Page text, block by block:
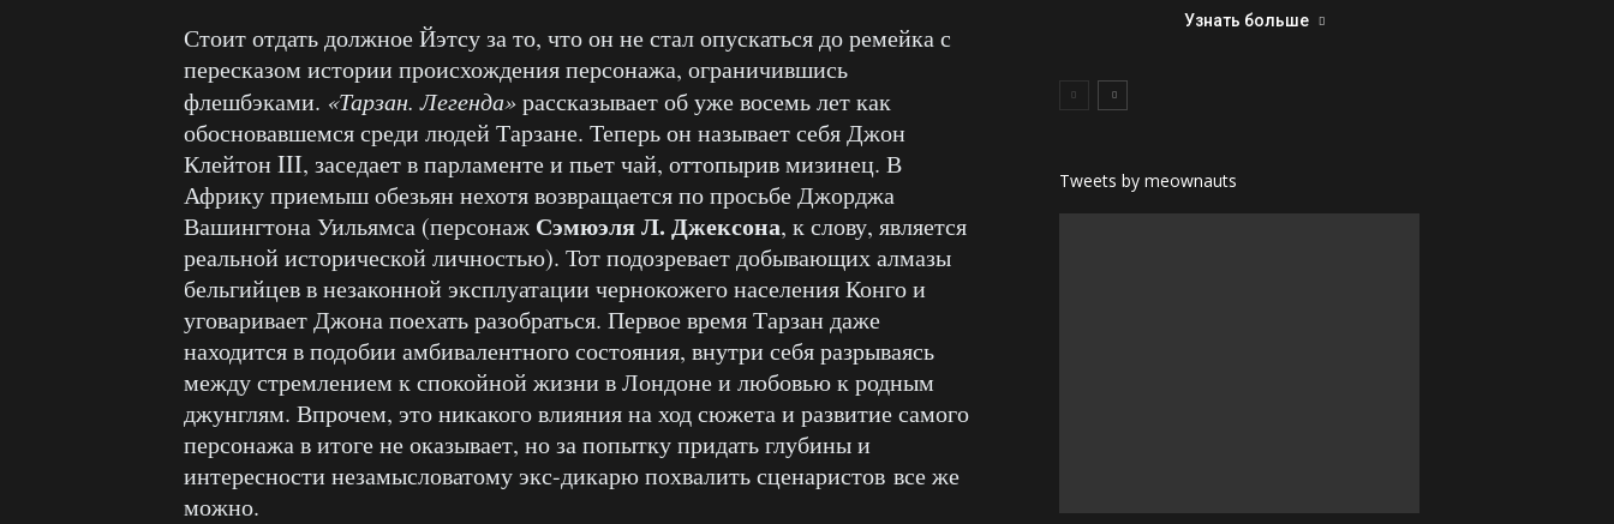
Стоит отдать должное Йэтсу за то, что он не стал опускаться до ремейка с
пересказом истории происхождения персонажа, ограничившись
флешбэками. «Тарзан. Легенда»рассказывает об уже восемь лет как
обосновавшемся среди людей Тарзане. Теперь он называет себя Джон
Клейтон III, заседает в парламенте и пьет чай, оттопырив мизинец. В
Африку приемыш обезьян нехотя возвращается по просьбе Джорджа
Вашингтона Уильямса (персонаж Сэмюэля Л. Джексона, к слову, является
реальной исторической личностью). Тот подозревает добывающих алмазы
бельгийцев в незаконной эксплуатации чернокожего населения Конго и
уговаривает Джона поехать разобраться. Первое время Тарзан даже
находится в подобии амбивалентного состояния, внутри себя разрываясь
между стремлением к спокойной жизни в Лондоне и любовью к родным
джунглям. Впрочем, это никакого влияния на ход сюжета и развитие самого
персонажа в итоге не оказывает, но за попытку придать глубины и
интересности незамысловатому экс-дикарю похвалить сценаристов все же
можно.
Узнать больше
Tweets by meownauts